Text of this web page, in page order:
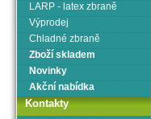
LARP - latex zbraně
Výprodej
Chladné zbraně
Zboží skladem
Novinky
Akční nabídka
Kontakty